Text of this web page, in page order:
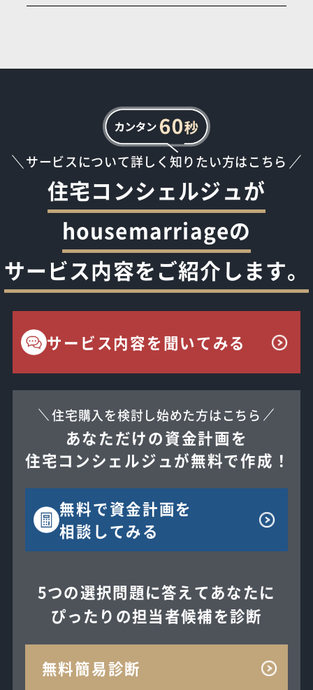
サービスについて詳しく知りたい方はこちら
住宅コンシェルジュが
housemarriageの
サービス内容をご紹介します。
サービス内容を聞いてみる
住宅購入を検討し始めた方はこちら
あなただけの資金計画を
住宅コンシェルジュが無料で作成！
無料で資金計画を
相談してみる
5つの選択問題に答えてあなたに
ぴったりの担当者候補を診断
無料簡易診断